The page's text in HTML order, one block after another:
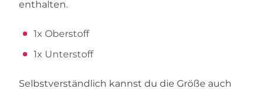
enthalten.
1x Oberstoff
1x Unterstoff
Selbstverständlich kannst du die Größe auch